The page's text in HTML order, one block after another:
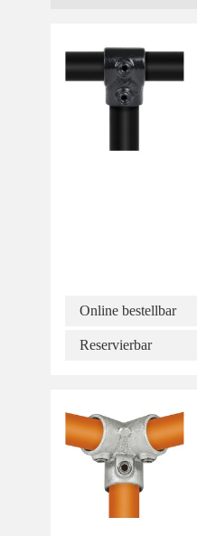
Online bestellbar
Reservierbar